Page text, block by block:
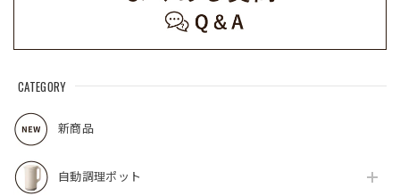
CATEGORY
新商品
自動調理ポット